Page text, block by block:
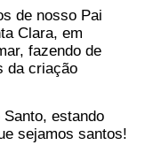
de nosso Pai
Clara, em
fazendo de
da criação
estando
sejamos santos!